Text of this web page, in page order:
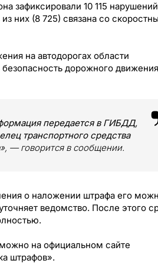
зафиксировали 10 115
них (8 725) связана со
на автодорогах области
дорожного
передается в ГИБДД,
транспортного средства
», — говорится в сообщении.
о наложении штрафа его
ведомство. После этого
на официальном сайте
штрафов».